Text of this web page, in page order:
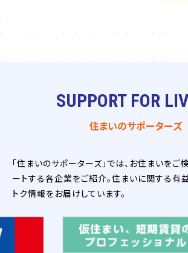
SUPPORT FOR
住まいのサポーターズ
「住まいのサポーターズ」では、お住まいを
ートする各企業をご紹介。住まいに関する有
トク情報をお届けしています。